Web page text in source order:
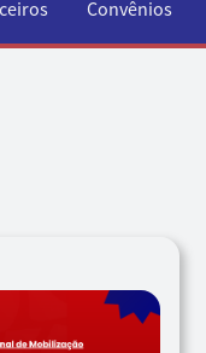
Convênios